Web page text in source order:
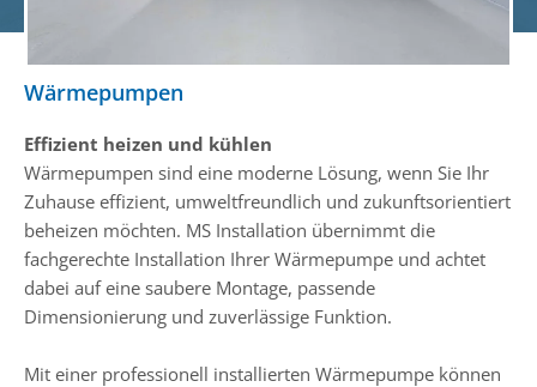
Wärmepumpen
Effizient heizen und kühlen
Wärmepumpen sind eine moderne Lösung, wenn Sie Ihr
Zuhause effizient, umweltfreundlich und zukunftsorientiert
beheizen möchten. MS Installation übernimmt die
fachgerechte Installation Ihrer Wärmepumpe und achtet
dabei auf eine saubere Montage, passende
Dimensionierung und zuverlässige Funktion.
Mit einer professionell installierten Wärmepumpe können